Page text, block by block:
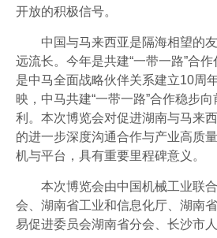
开放的积极信号。
中国与马来西亚是隔海相望的友
远流长。今年是共建“一带一路”合
是中马全面战略伙伴关系建立10周
映，中马共建“一带一路”合作稳步
利。本次博览会对促进湖南与马来
的进一步深度沟通合作与产业高质
机与平台，具有重要里程碑意义。
本次博览会由中国机械工业联合
会、湖南省工业和信息化厅、湖南
易促进委员会湖南省分会、长沙市人